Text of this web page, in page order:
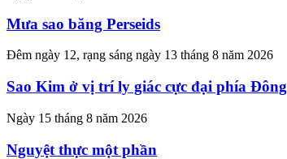
Mưa sao băng Perseids
Đêm ngày 12, rạng sáng ngày 13 tháng 8 năm 2026
Sao Kim ở vị trí ly giác cực đại phía Đông
Ngày 15 tháng 8 năm 2026
Nguyệt thực một phần